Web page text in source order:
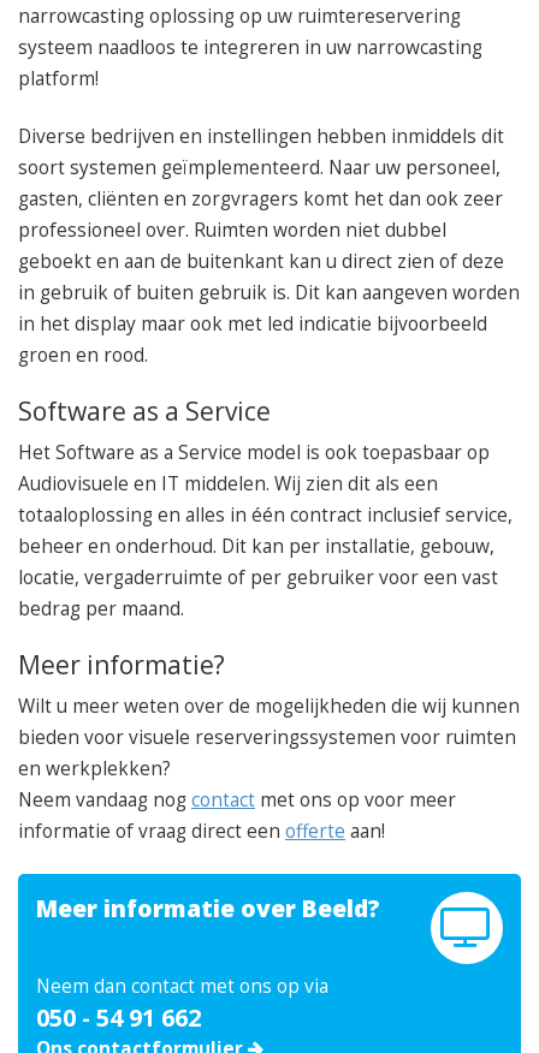
narrowcasting oplossing op uw ruimtereservering
systeem naadloos te integreren in uw narrowcasting
platform!
Diverse bedrijven en instellingen hebben inmiddels dit
soort systemen geïmplementeerd. Naar uw personeel,
gasten, cliënten en zorgvragers komt het dan ook zeer
professioneel over. Ruimten worden niet dubbel
geboekt en aan de buitenkant kan u direct zien of deze
in gebruik of buiten gebruik is. Dit kan aangeven worden
in het display maar ook met led indicatie bijvoorbeeld
groen en rood.
Software as a Service
Het Software as a Service model is ook toepasbaar op
Audiovisuele en IT middelen. Wij zien dit als een
totaaloplossing en alles in één contract inclusief service,
beheer en onderhoud. Dit kan per installatie, gebouw,
locatie, vergaderruimte of per gebruiker voor een vast
bedrag per maand.
Meer informatie?
Wilt u meer weten over de mogelijkheden die wij kunnen
bieden voor visuele reserveringssystemen voor ruimten
en werkplekken?
Neem vandaag nogcontact met ons op voor meer
informatie of vraag direct een offerte aan!
Meer informatie over Beeld?
Neem dan contact met ons op via
050 - 54 91 662